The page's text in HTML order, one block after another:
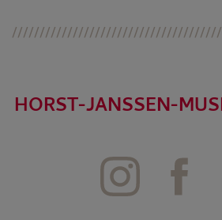
HORST-JANSSEN-